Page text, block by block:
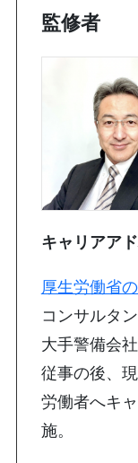
監修者
キャリアア
厚生労働省
コンサルタ
大手警備会
従事の後、
労働者へキ
施。